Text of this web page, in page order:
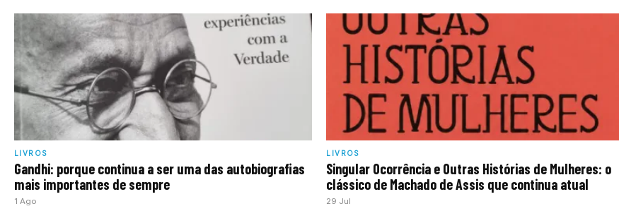
LIVROS
Gandhi: porque continua a ser uma das autobiografias
mais importantes de sempre
1 Ago
LIVROS
Singular Ocorrência e Outras Histórias de Mulheres: o
clássico de Machado de Assis que continua atual
29 Jul